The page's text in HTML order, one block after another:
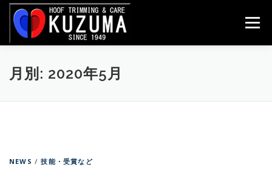
コンテンツへスキップ
メニュー
月別: 2020年5月
NEWS /技能・受賞など